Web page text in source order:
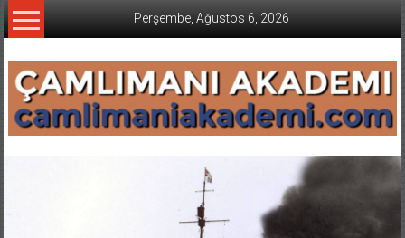
İçeriğe
geç
Perşembe, Ağustos 6, 2026